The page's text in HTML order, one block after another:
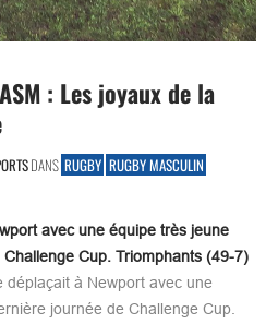
: Les joyaux de la
DANS RUGBY RUGBY MASCULIN
avec une équipe très jeune
Cup. Triomphants (49-7)
déplaçait à Newport avec une
journée de Challenge Cup.